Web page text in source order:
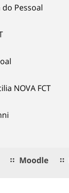
do Pessoal
NOVA FCT
Moodle